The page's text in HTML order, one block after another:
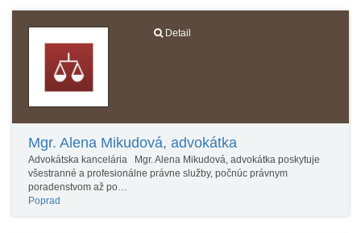
Detail
Mgr. Alena Mikudová, advokátka
Advokátska kancelária Mgr. Alena Mikudová, advokátka poskytuje
všestranné a profesionálne právne služby, počnúc právnym
poradenstvom až po…
Poprad